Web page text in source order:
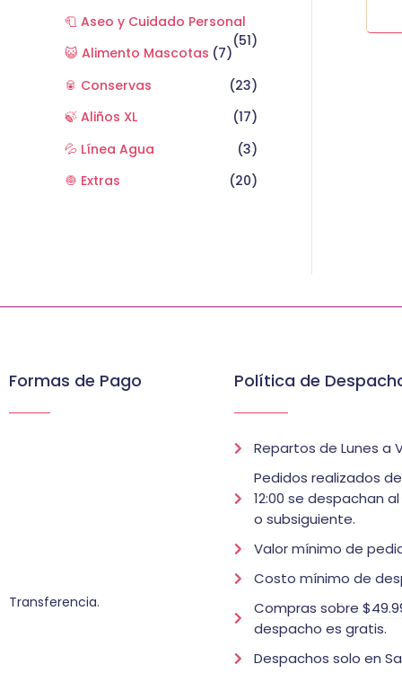
🧻 Aseo y Cuidado Personal
(51)
😺 Alimento Mascotas (7)
🥫 Conservas
(23)
🍃 Aliños XL
(17)
💦 Línea Agua
(3)
🧅 Extras
(20)
Formas de Pago
Transferencia.
Política de
Repartos de Lunes a
Pedidos realizados
12:00 se despachan
o subsiguiente.
Valor mínimo de
Costo mínimo de
Compras sobre
despacho es gratis.
Despachos solo en